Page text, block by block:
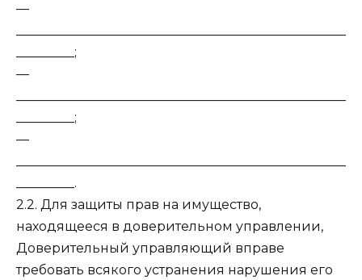
—
_________;
—
_________;
—
_________.
2.2. Для защиты прав на имущество,
находящееся в доверительном управлении,
Доверительный управляющий вправе
требовать всякого устранения нарушения его